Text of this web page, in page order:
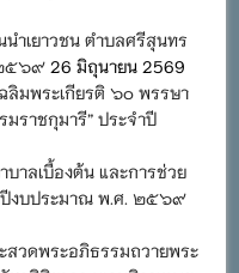
ำเยาวชน ตำบลศรีสุนทร
๕๖๙ 26 มิถุนายน 2569
ฉลิมพระเกียรติ ๖๐ พรรษา
ราชกุมารี” ประจำปี
าลเบื้องต้น และการช่วย
ปีงบประมาณ พ.ศ. ๒๕๖๙
วดพระอภิธรรมถวายพระ